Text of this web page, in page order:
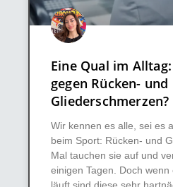
Eine Qual im
gegen Rücken- und
Gliederschmerzen?
Wir kennen es alle, sei es
beim Sport: Rücken- und
Mal tauchen sie auf und
einigen Tagen. Doch